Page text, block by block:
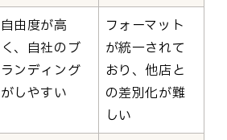
自由度が高
く、自社のブ
ランディング
がしやすい
フォーマット
が統一されて
おり、他店と
の差別化が難
しい